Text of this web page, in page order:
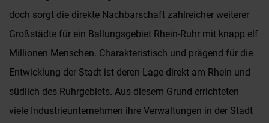
doch sorgt die direkte Nachbarschaft zahlreicher weiterer
Großstädte für ein Ballungsgebiet Rhein-Ruhr mit knapp elf
Millionen Menschen. Charakteristisch und prägend für die
Entwicklung der Stadt ist deren Lage direkt am Rhein und
südlich des Ruhrgebiets. Aus diesem Grund errichteten
viele Industrieunternehmen ihre Verwaltungen in der Stadt